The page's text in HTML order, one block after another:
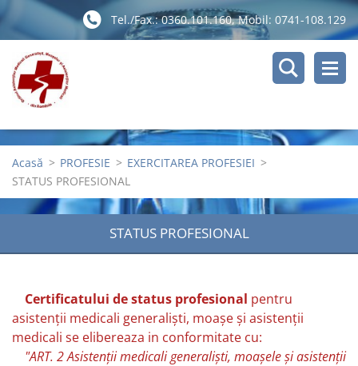
Tel./Fax.: 0360.101.160, Mobil: 0741-108.129
Acasă > PROFESIE > EXERCITAREA PROFESIEI >
STATUS PROFESIONAL
STATUS PROFESIONAL
Certificatului de status profesional pentru
asistenţii medicali generalişti, moaşe şi asistenţii
medicali se elibereaza in conformitate cu:
"ART. 2 Asistenţii medicali generalişti, moaşele şi asistenţii